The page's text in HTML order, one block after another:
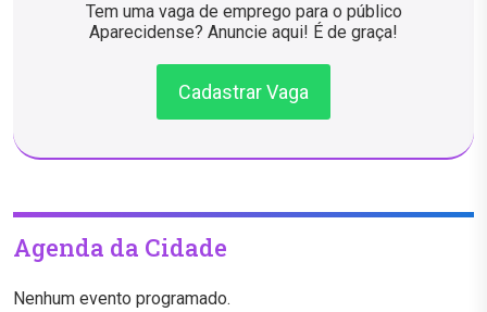
Tem uma vaga de emprego para o público
Aparecidense? Anuncie aqui! É de graça!
Cadastrar Vaga
Agenda da Cidade
Nenhum evento programado.